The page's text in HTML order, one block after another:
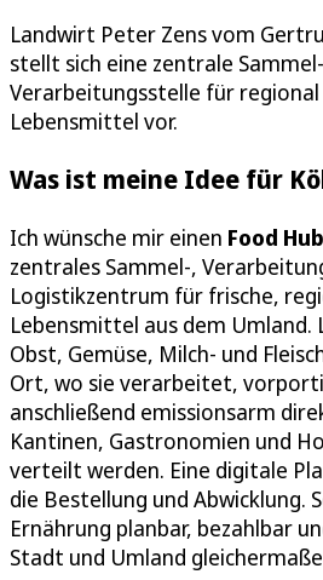
Landwirt Peter Zens vom
stellt sich eine zentrale
Verarbeitungsstelle für
Lebensmittel vor.
Was ist meine Idee für
Ich wünsche mir einen Food
zentrales Sammel-,
Logistikzentrum für frische,
Lebensmittel aus dem
Obst, Gemüse, Milch- und
Ort, wo sie verarbeitet,
anschließend emissionsarm
Kantinen, Gastronomien und
verteilt werden. Eine digitale
die Bestellung und Abwicklung.
Ernährung planbar, bezahlbar
Stadt und Umland